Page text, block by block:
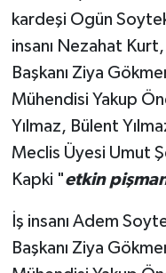
kardeşi Ogün
insanı Nezahat
Başkanı Ziya
Mühendisi Yakup
Yılmaz, Bülent
Meclis Üyesi Umut
Kapki "etkin
İş insanı Adem
Başkanı Ziya